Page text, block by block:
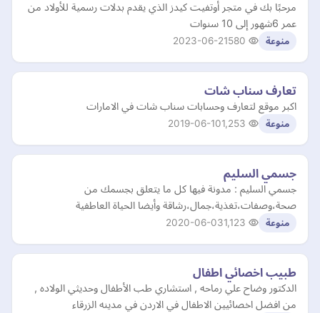
مرحبًا بك في متجر أوتفيت كيدز الذي يقدم بدلات رسمية للأولاد من
عمر 6شهور إلى 10 سنوات
منوعة 2023-06-21
تعارف سناب شات
اكبر موقع لتعارف وحسابات سناب شات في الامارات
منوعة 2019-06-10
جسمي السليم
جسمي السليم : مدونة فيها كل ما يتعلق بجسمك من
صحة،وصفات،تغذية،جمال،رشاقة وأيضا الحياة العاطفية
منوعة 2020-06-03
طبيب اخصائي اطفال
الدكتور وضاح علي رماحه , استشاري طب الأطفال وحديثي الولاده ,
من افضل اخصائيين الاطفال في الاردن في مدينه الزرقاء